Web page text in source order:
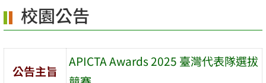
容
區
校園公告
公告主旨
APICTA Awards 2025 臺灣代表隊選拔